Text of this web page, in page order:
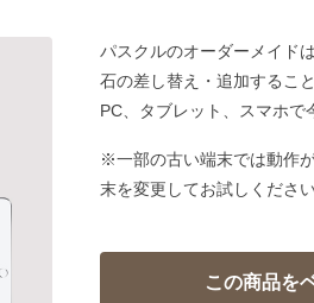
パスクルのオーダーメイド
石の差し替え・追加するこ
PC、タブレット、スマホで
※一部の古い端末では動作
末を変更してお試しください